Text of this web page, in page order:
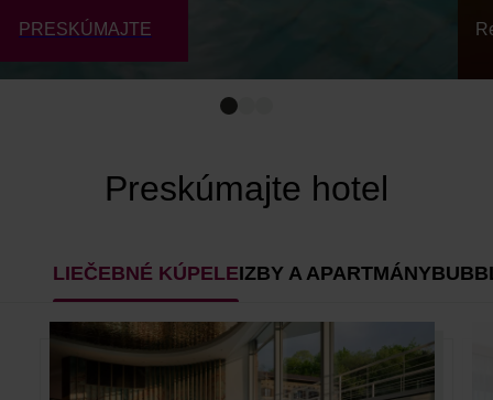
PRESKÚMAJTE
Preskúmajte hotel
LIEČEBNÉ KÚPELEIZBY A APARTMÁNY